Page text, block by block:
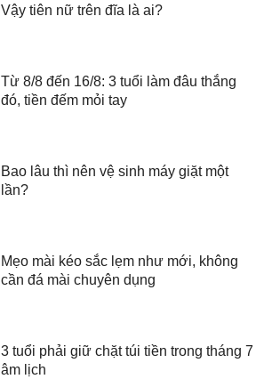
Vậy tiên nữ trên đĩa là ai?
Từ 8/8 đến 16/8: 3 tuổi làm đâu thắng
đó, tiền đếm mỏi tay
Bao lâu thì nên vệ sinh máy giặt một
lần?
Mẹo mài kéo sắc lẹm như mới, không
cần đá mài chuyên dụng
3 tuổi phải giữ chặt túi tiền trong tháng 7
âm lịch